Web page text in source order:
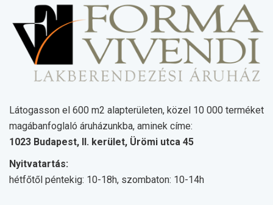
Látogasson el 600 m2 alapterületen, közel 10 000 terméket
magábanfoglaló áruházunkba, aminek címe:
1023 Budapest, II. kerület, Ürömi utca 45
Nyitvatartás:
hétfőtől péntekig: 10-18h, szombaton: 10-14h